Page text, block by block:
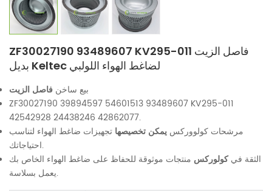
ZF30027190 93489607 KV295-011 فاصل الزيت
بديل Keltec لضاغط الهواء اللولبي
بيع ساخن فاصل الزيت
ZF30027190 39894597 54601513 93489607 KV295-011
42542928 24438246 42862077.
مرشحات كولووركس يمكن تخصيصها تجهيزات ضاغط الهواء لتناسب
احتياجاتك.
الثقة فيكولوركس منتجات موثوقة للحفاظ على ضاغط الهواء الخاص بك
يعمل بسلاسة.